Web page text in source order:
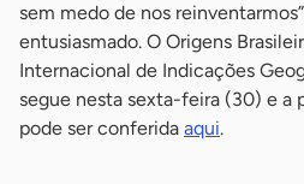
sem medo de nos
entusiasmado. O Origens
Internacional de Indicações
segue nesta sexta-feira (30) e a
pode ser conferida aqui.